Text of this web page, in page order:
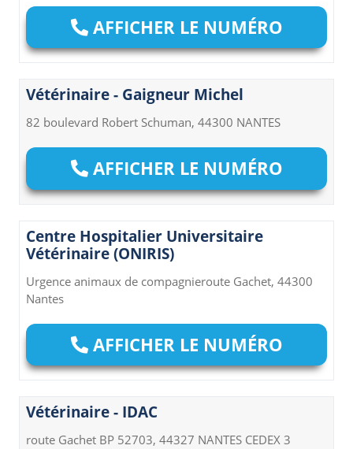
AFFICHER LE NUMÉRO
Vétérinaire - Gaigneur Michel
82 boulevard Robert Schuman, 44300 NANTES
AFFICHER LE NUMÉRO
Centre Hospitalier Universitaire
Vétérinaire (ONIRIS)
Urgence animaux de compagnieroute Gachet, 44300
Nantes
AFFICHER LE NUMÉRO
Vétérinaire - IDAC
route Gachet BP 52703, 44327 NANTES CEDEX 3